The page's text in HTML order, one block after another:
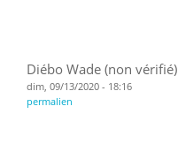
Diébo Wade (non vérifié)
dim, 09/13/2020 - 18:16
permalien